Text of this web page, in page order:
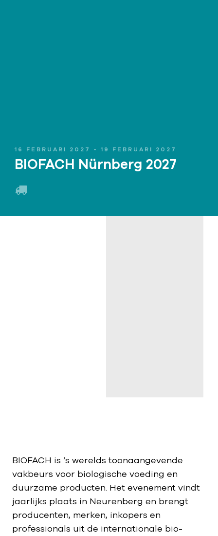
16 FEBRUARI 2027 - 19 FEBRUARI 2027
BIOFACH Nürnberg 2027
BIOFACH is ’s werelds toonaangevende
vakbeurs voor biologische voeding en
duurzame producten. Het evenement vindt
jaarlijks plaats in Neurenberg en brengt
producenten, merken, inkopers en
professionals uit de internationale bio-